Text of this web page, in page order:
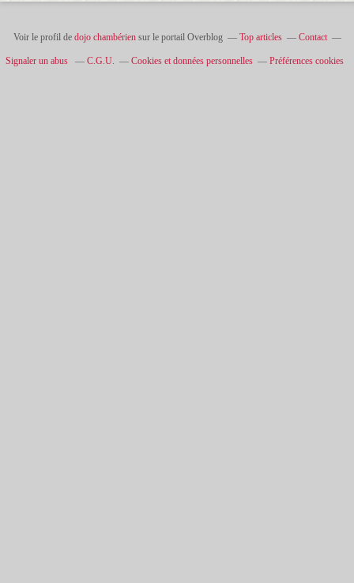
Voir le profil de dojo chambériensur le portail Overblog Top articles Contact
Signaler un abus C.G.U. Cookies et données personnelles Préférences cookies